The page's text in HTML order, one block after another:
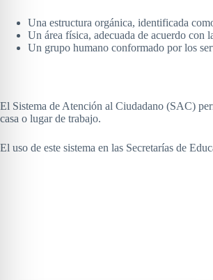
Una estructura orgánica, identificada
Un área física, adecuada de acuerdo con
Un grupo humano conformado por los
El Sistema de Atención al Ciudadano (SAC)
casa o lugar de trabajo.
El uso de este sistema en las Secretarías de